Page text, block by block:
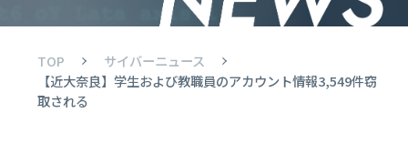
TOP
サイバーニュース
【近大奈良】学生および教職員のアカウント情報3,549件窃
取される